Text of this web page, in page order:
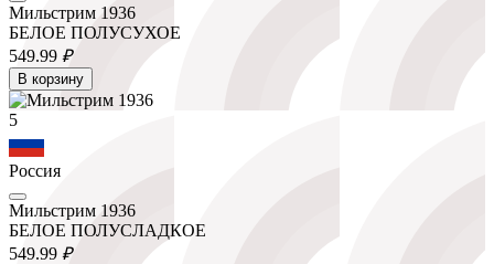
Мильстрим 1936
БЕЛОЕ ПОЛУСУХОЕ
549.99 ₽
В корзину
5
Россия
Мильстрим 1936
БЕЛОЕ ПОЛУСЛАДКОЕ
549.99 ₽